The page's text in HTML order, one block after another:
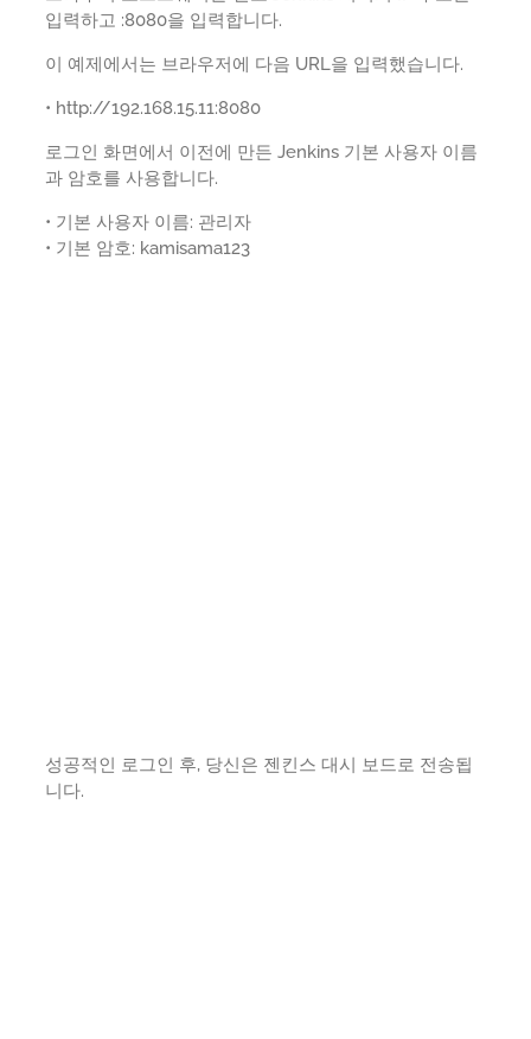
입력하고 :8080을 입력합니다.
이 예제에서는 브라우저에 다음 URL을 입력했습니다.
• http://192.168.15.11:8080
로그인 화면에서 이전에 만든 Jenkins 기본 사용자 이름
과 암호를 사용합니다.
• 기본 사용자 이름: 관리자
• 기본 암호: kamisama123
성공적인 로그인 후, 당신은 젠킨스 대시 보드로 전송됩
니다.